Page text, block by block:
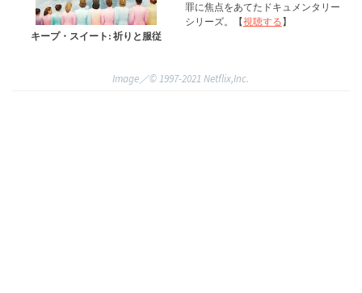
キープ・スイート: 祈りと服従
罪に焦点をあてたドキュメンタリー
シリーズ。【視聴する】
Image／©︎ 1997-2021 Netflix,Inc.